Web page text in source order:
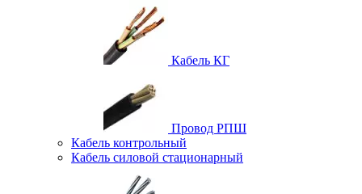
Кабель КГ
Провод РПШ
Кабель контрольный
Кабель силовой стационарный